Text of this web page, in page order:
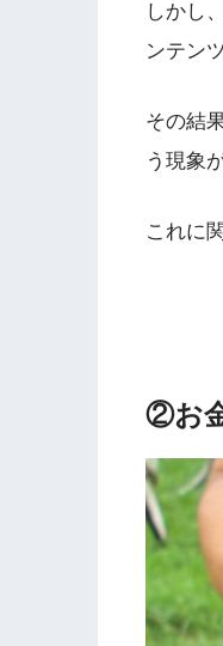
しかし
ンテン
その結
う現象
これに
②お